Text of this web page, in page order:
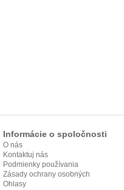
Informácie o spoločnosti
O nás
Kontaktuj nás
Podmienky používania
Zásady ochrany osobných
údajov
Ohlasy